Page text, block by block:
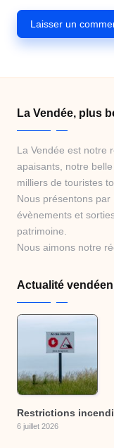
La Vendée, plus
La Vendée est notre
apaisants, notre
milliers de touristes
Nous présentons
évènements et
patrimoine.
Nous aimons notre
Actualité
Restrictions
6 juillet 2026